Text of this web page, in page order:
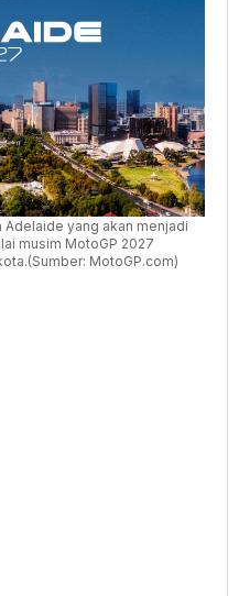
Adelaide yang akan menjadi
musim MotoGP 2027
MotoGP.com)